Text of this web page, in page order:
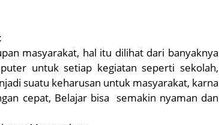
masyarakat, hal itu dilihat dari banyaknya
untuk setiap kegiatan seperti sekolah,
suatu keharusan untuk masyarakat, karna
cepat, Belajar bisa semakin nyaman dan